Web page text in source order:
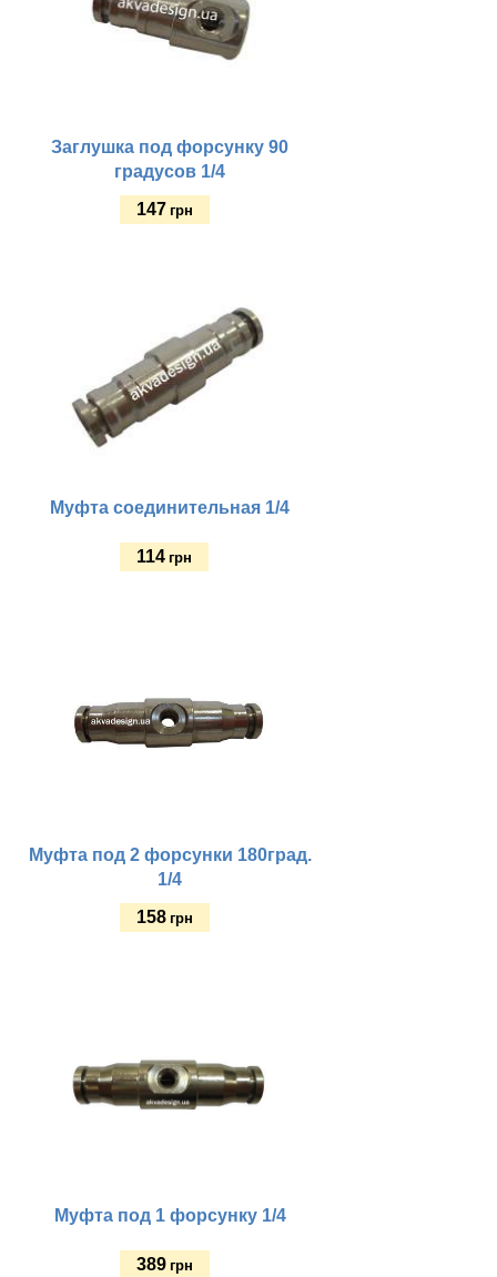
Заглушка под форсунку 90
градусов 1/4
147 грн
Муфта соединительная 1/4
114 грн
Муфта под 2 форсунки 180град.
1/4
158 грн
Муфта под 1 форсунку 1/4
389 грн